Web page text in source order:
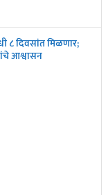
८ दिवसांत मिळणार;
आश्वासन